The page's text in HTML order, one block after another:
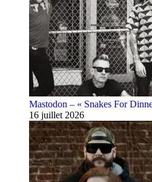
Mastodon – « Snakes For
16 juillet 2026